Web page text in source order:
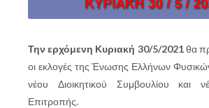
Την ερχόμενη Κυριακή 30/5/2021θα
οι εκλογές της Ένωσης Ελλήνων Φυσικών
νέου Διοικητικού Συμβουλίου και
Επιτροπής.